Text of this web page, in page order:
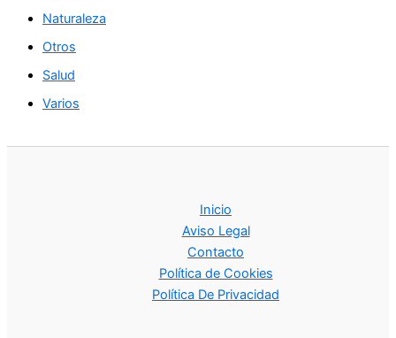
Naturaleza
Otros
Salud
Varios
Inicio
Aviso Legal
Contacto
Política de Cookies
Política De Privacidad